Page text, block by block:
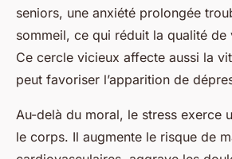
seniors, une anxiété prolongée
sommeil, ce qui réduit la qualité de
Ce cercle vicieux affecte aussi la
peut favoriser l’apparition de
Au-delà du moral, le stress exerce
le corps. Il augmente le risque de